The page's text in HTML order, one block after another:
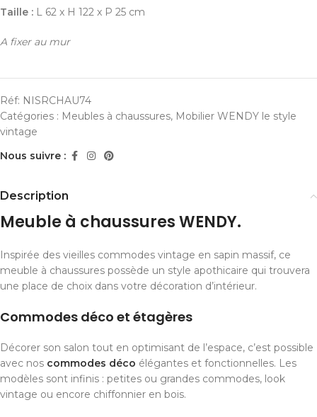
Taille : L 62 x H 122 x P 25 cm
A fixer au mur
Réf: NISRCHAU74
Catégories : Meubles à chaussures, Mobilier WENDY le style
vintage
Nous suivre :
Description
Meuble à chaussures WENDY.
Inspirée des vieilles commodes vintage en sapin massif, ce
meuble à chaussures possède un style apothicaire qui trouvera
une place de choix dans votre décoration d’intérieur.
Commodes déco et étagères
Décorer son salon tout en optimisant de l’espace, c’est possible
avec nos commodes déco élégantes et fonctionnelles. Les
modèles sont infinis : petites ou grandes commodes, look
vintage ou encore chiffonnier en bois.